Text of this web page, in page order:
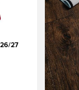
27